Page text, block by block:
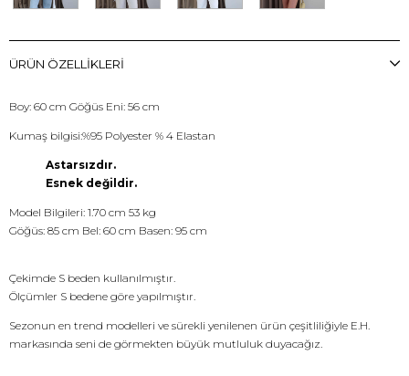
ÜRÜN ÖZELLIKLERI
Boy: 60 cm Göğüs Eni: 56 cm
Kumaş bilgisi:%95 Polyester % 4 Elastan
Astarsızdır.
Esnek değildir.
Model Bilgileri: 1.70 cm 53 kg
Göğüs: 85 cm Bel: 60 cm Basen: 95 cm
Çekimde S beden kullanılmıştır.
Ölçümler S bedene göre yapılmıştır.
Sezonun en trend modelleri ve sürekli yenilenen ürün çeşitliliğiyle E.H.
markasında seni de görmekten büyük mutluluk duyacağız.